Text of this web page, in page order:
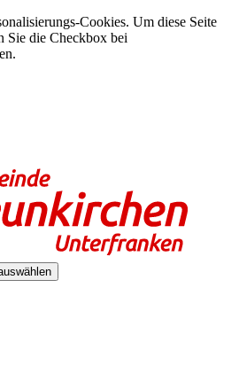
Cookies. Um diese Seite
Sie die Checkbox bei